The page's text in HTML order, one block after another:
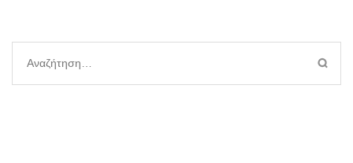
Αναζήτηση
για: